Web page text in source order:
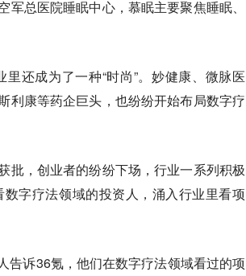
总医院睡眠中心，慕眠主要聚焦睡眠、
还成为了一种“时尚”。妙健康、微脉医
利康等药企巨头，也纷纷开始布局数字疗
批，创业者的纷纷下场，行业一系列积极
字疗法领域的投资人，涌入行业里看项
告诉36氪，他们在数字疗法领域看过的项